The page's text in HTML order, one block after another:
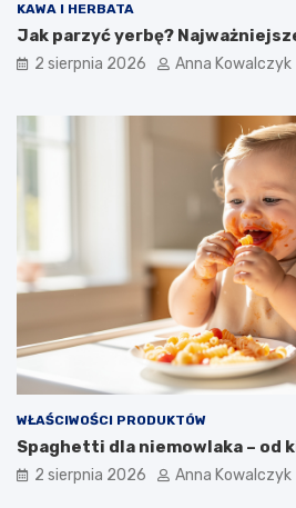
KAWA I HERBATA
Jak parzyć yerbę?
2 sierpnia 2026 Anna Kowalczyk
WŁAŚCIWOŚCI PRODUKTÓW
Spaghetti dla niemowlaka – od
2 sierpnia 2026 Anna Kowalczyk